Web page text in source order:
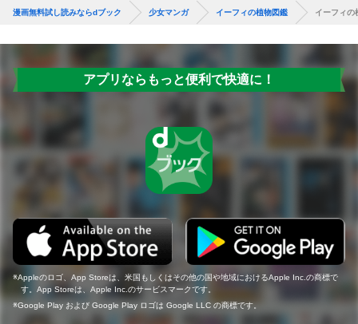
漫画無料試し読みならdブック 少女マンガ イーフィの植物図鑑 イーフィ
アプリならもっと便利で快適に！
Appleのロゴ、App Storeは、米国もしくはその他の国や地域におけるApple Inc.の商標で
す。App Storeは、Apple Inc.のサービスマークです。
Google Play および Google Play ロゴは Google LLC の商標です。